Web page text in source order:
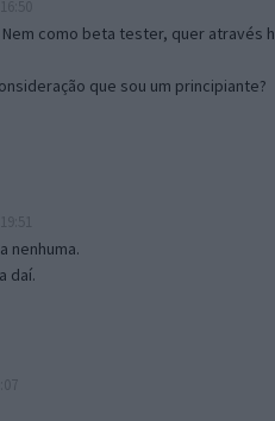
como beta tester, quer através
que sou um principiante?
nenhuma.
daí.